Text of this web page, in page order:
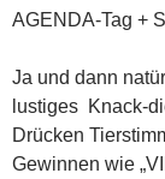
AGENDA-Tag +
Ja und dann
lustiges Knack-
Drücken
Gewinnen wie